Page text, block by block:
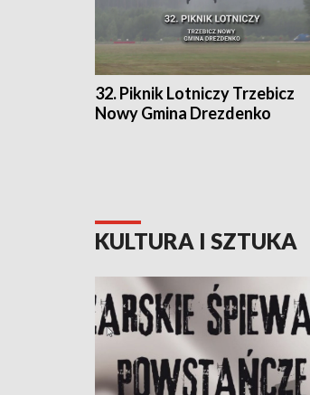
32. Piknik Lotniczy Trzebicz
Nowy Gmina Drezdenko
KULTURA I SZTUKA